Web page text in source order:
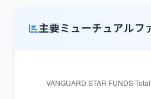
主要ミューチュアルフ